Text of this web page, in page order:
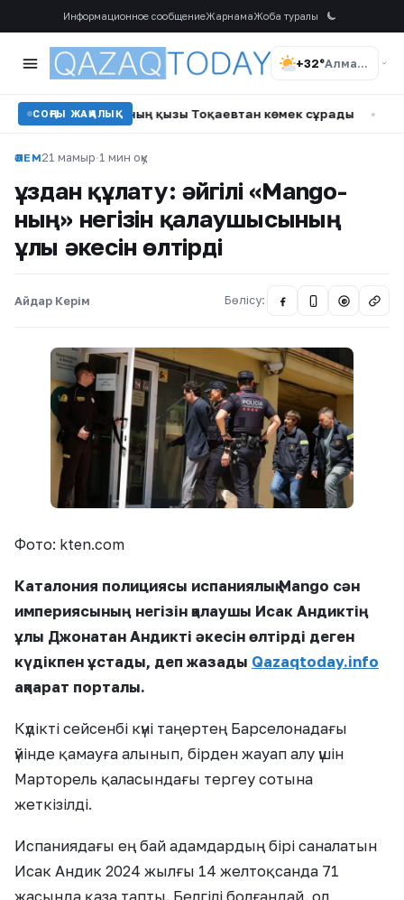
Информационное сообщениеЖарнамаЖоба туралы
+32° Алматы
СОҢҒЫ ЖАҢАЛЫҚ
ер адамның қызы Тоқаевтан көмек сұрады • 807 адам
ӘЛЕМ21 мамыр·1 мин оқу
Құздан құлату: әйгілі «Mango-
ның» негізін қалаушысының
ұлы әкесін өлтірді
Айдар Керім Бөлісу: @
Фото: kten.com
Каталония полициясы испаниялық Mango сән
империясының негізін қалаушы Исак Андиктің
ұлы Джонатан Андикті әкесін өлтірді деген
күдікпен ұстады, деп жазады Qazaqtoday.info
ақпарат порталы.
Күдікті сейсенбі күні таңертең Барселонадағы
үйінде қамауға алынып, бірден жауап алу үшін
Марторель қаласындағы тергеу сотына
жеткізілді.
Испаниядағы ең бай адамдардың бірі саналатын
Исак Андик 2024 жылғы 14 желтоқсанда 71